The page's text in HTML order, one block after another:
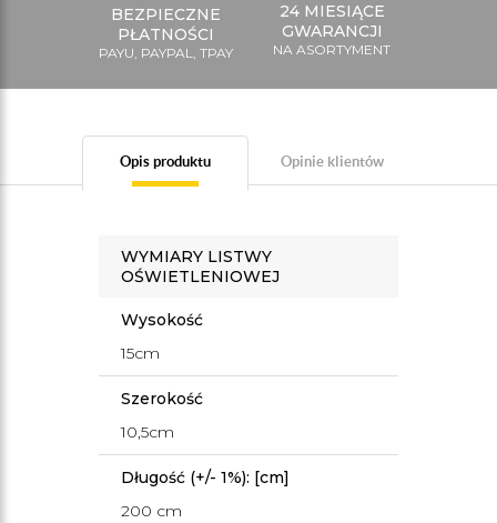
BEZPIECZNE
PŁATNOŚCI
PAYU, PAYPAL, TPAY
24 MIESIĄCE
GWARANCJI
NA ASORTYMENT
Opis produktu Opinie klientów
WYMIARY LISTWY
OŚWIETLENIOWEJ
Wysokość
15cm
Szerokość
10,5cm
Długość (+/- 1%): [cm]
200 cm